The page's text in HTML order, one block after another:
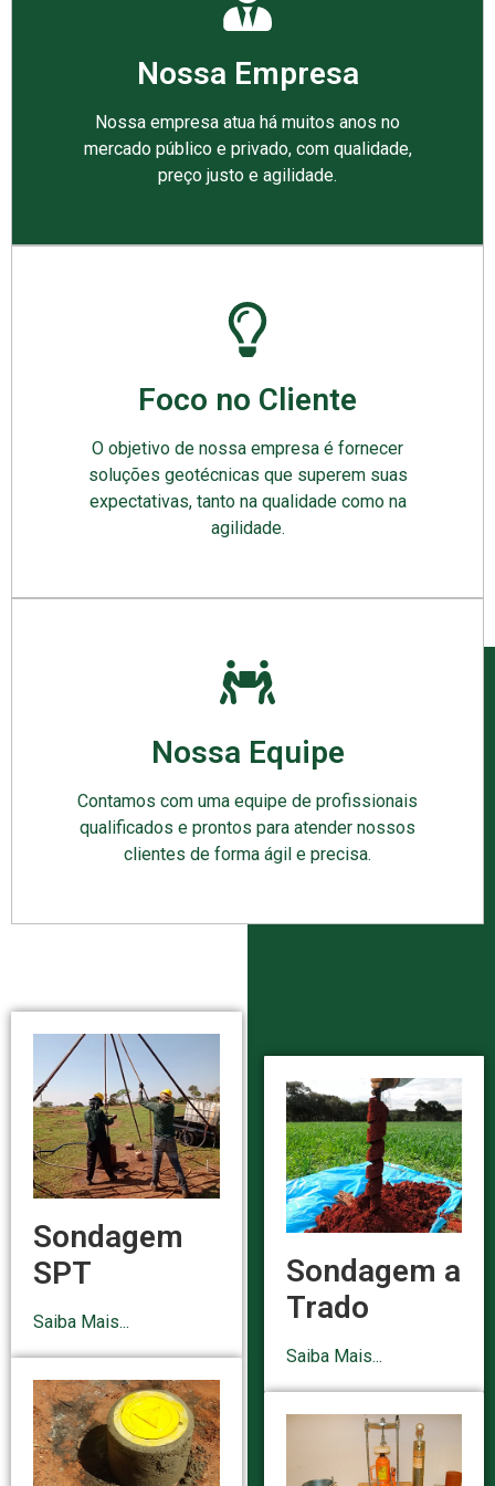
Nossa Empresa
Nossa empresa atua há muitos anos no
mercado público e privado, com qualidade,
preço justo e agilidade.
Foco no Cliente
O objetivo de nossa empresa é fornecer
soluções geotécnicas que superem suas
expectativas, tanto na qualidade como na
agilidade.
Nossa Equipe
Contamos com uma equipe de profissionais
qualificados e prontos para atender nossos
clientes de forma ágil e precisa.
Sondagem
SPT
Saiba Mais...
Sondagem a
Trado
Saiba Mais...